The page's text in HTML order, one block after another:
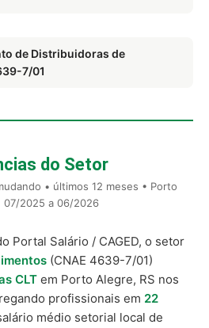
de Distribuidoras de
7/01
do Setor
• últimos 12 meses • Porto
07/2025 a 06/2026
Portal Salário / CAGED, o setor
(CNAE 4639-7/01)
CLT em Porto Alegre, RS nos
profissionais em 22
médio setorial local de